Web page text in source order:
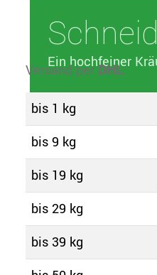
Ein hochfeiner
Versand perDHL:
bis 1 kg
bis 9 kg
bis 19 kg
bis 29 kg
bis 39 kg